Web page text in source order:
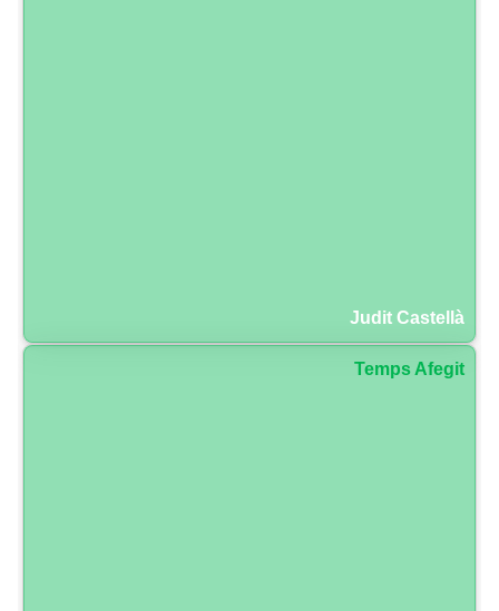
Judit Castellà
Temps Afegit